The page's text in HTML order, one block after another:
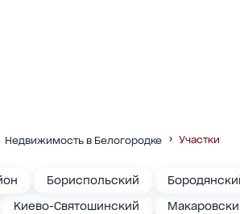
Недвижимость в Белогородке Участки
Бориспольский
Киево-Святошинский